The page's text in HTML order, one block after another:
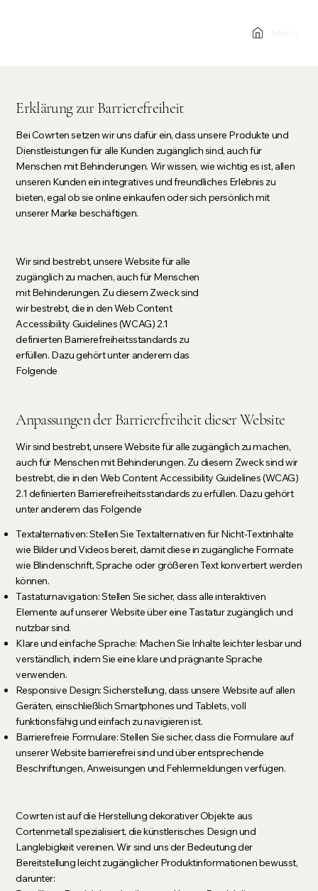
Erklärung zur Barrierefreiheit
Bei Cowrten setzen wir uns dafür ein, dass unsere Produkte und
Dienstleistungen für alle Kunden zugänglich sind, auch für
Menschen mit Behinderungen. Wir wissen, wie wichtig es ist, allen
unseren Kunden ein integratives und freundliches Erlebnis zu
bieten, egal ob sie online einkaufen oder sich persönlich mit
unserer Marke beschäftigen.
Wir sind bestrebt, unsere Website für alle
zugänglich zu machen, auch für Menschen
mit Behinderungen. Zu diesem Zweck sind
wir bestrebt, die in den Web Content
Accessibility Guidelines (WCAG) 2.1
definierten Barrierefreiheitsstandards zu
erfüllen. Dazu gehört unter anderem das
Folgende
Anpassungen der Barrierefreiheit dieser Website
Wir sind bestrebt, unsere Website für alle zugänglich zu machen,
auch für Menschen mit Behinderungen. Zu diesem Zweck sind wir
bestrebt, die in den Web Content Accessibility Guidelines (WCAG)
2.1 definierten Barrierefreiheitsstandards zu erfüllen. Dazu gehört
unter anderem das Folgende
Textalternativen: Stellen Sie Textalternativen für Nicht-Textinhalte
wie Bilder und Videos bereit, damit diese in zugängliche Formate
wie Blindenschrift, Sprache oder größeren Text konvertiert werden
können.
Tastaturnavigation: Stellen Sie sicher, dass alle interaktiven
Elemente auf unserer Website über eine Tastatur zugänglich und
nutzbar sind.
Klare und einfache Sprache: Machen Sie Inhalte leichter lesbar und
verständlich, indem Sie eine klare und prägnante Sprache
verwenden.
Responsive Design: Sicherstellung, dass unsere Website auf allen
Geräten, einschließlich Smartphones und Tablets, voll
funktionsfähig und einfach zu navigieren ist.
Barrierefreie Formulare: Stellen Sie sicher, dass die Formulare auf
unserer Website barrierefrei sind und über entsprechende
Beschriftungen, Anweisungen und Fehlermeldungen verfügen.
Cowrten ist auf die Herstellung dekorativer Objekte aus
Cortenmetall spezialisiert, die künstlerisches Design und
Langlebigkeit vereinen. Wir sind uns der Bedeutung der
Bereitstellung leicht zugänglicher Produktinformationen bewusst,
darunter: